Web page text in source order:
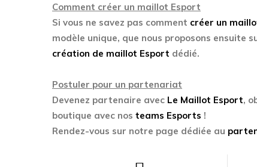
Comment créer un maillot Esport
Si vous ne savez pas comment créer un
modèle unique, que nous proposons ensuite
création de maillot Esport dédié.
Postuler pour un partenariat
Devenez partenaire avec Le Maillot Esport,
boutique avec nos teams Esports !
Rendez-vous sur notre page dédiée au